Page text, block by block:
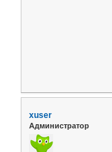
xuser
Администратор